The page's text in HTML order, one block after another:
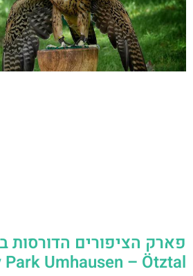
Park Umhausen – Ötztal